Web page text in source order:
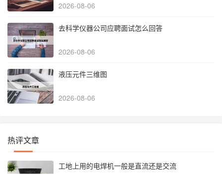
2026-08-06
去科学仪器公司应聘面试怎么回答
2026-08-06
液压元件三维图
2026-08-06
热评文章
工地上用的电焊机一般是直流还是交流